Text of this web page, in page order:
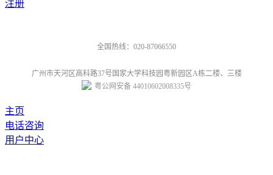
注册
全国热线：020-87066550
广州市天河区高科路37号国家大学科技园粤新园区A栋二楼、三楼
粤公网安备 44010602008335号
主页
电话咨询
用户中心